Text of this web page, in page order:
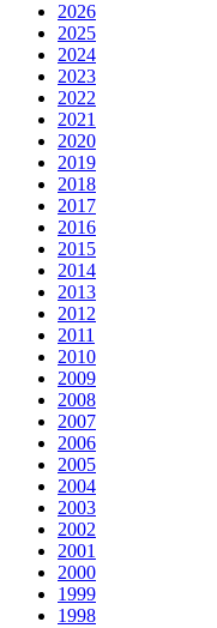
2026
2025
2024
2023
2022
2021
2020
2019
2018
2017
2016
2015
2014
2013
2012
2011
2010
2009
2008
2007
2006
2005
2004
2003
2002
2001
2000
1999
1998